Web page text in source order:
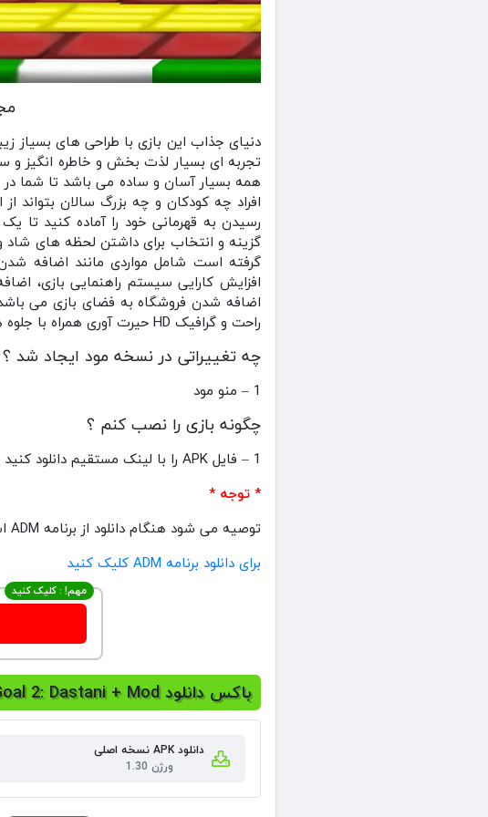
دنیای جذاب این بازی با طراحی های
تجربه ای بسیار لذت بخش و خاطره انگیز و
همه بسیار آسان و ساده می باشد تا شما در
افراد چه کودکان و چه بزرگ سالان بتواند
گزینه و انتخاب برای داشتن لحظه های
گرفته است شامل مواردی مانند اضافه
افزایش کارایی سیستم راهنمایی بازی،
راحت و گرافیک HD حیرت آوری همراه با جلوه های صوتی جذاب و زیبایی و گیم پلی اعتیادآور و سرگرم کننده ای طراحی شد .
چه تغییراتی در نسخه مود ایجاد شد ؟
1 – منو مود
چگونه بازی را نصب کنم ؟
1 – فایل APK را با لینک مستقیم دانلود کنید سپس اقدام به نصب کنید .
* توجه *
توصیه می شود هنگام دانلود از برنامه ADM استفاده کنید تا در صورت پایدار نبودن اینترنت شما هنگام دانلود به مشکل برخورد نکنید .
برای دانلود برنامه ADM کلیک کنید
مهم! : کلیک کنید
باکس دانلود Majid Aghaye Goal 2: Dastani + Mod
دانلود APK نسخه اصلی
ورژن 1.30